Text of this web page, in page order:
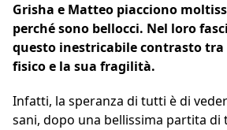
Grisha e Matteo piacciono
perché sono bellocci. Nel loro
questo inestricabile contrasto tra
fisico e la sua fragilità.
Infatti, la speranza di tutti è di
sani, dopo una bellissima partita di